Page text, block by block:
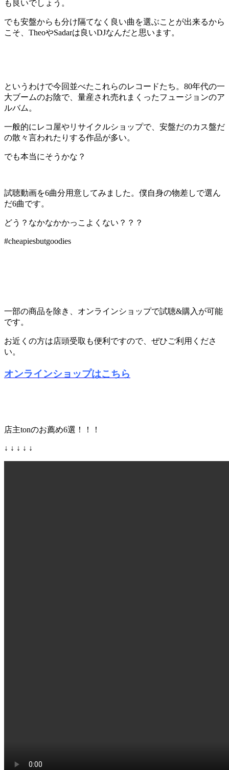
も良いでしょう。
でも安盤からも分け隔てなく良い曲を選ぶことが出来るから
こそ、TheoやSadarは良いDJなんだと思います。
というわけで今回並べたこれらのレコードたち。80年代の一
大ブームのお陰で、量産され売れまくったフュージョンのア
ルバム。
一般的にレコ屋やリサイクルショップで、安盤だのカス盤だ
の散々言われたりする作品が多い。
でも本当にそうかな？
試聴動画を6曲分用意してみました。僕自身の物差しで選ん
だ6曲です。
どう？なかなかかっこよくない？？？
#cheapiesbutgoodies
一部の商品を除き、オンラインショップで試聴&購入が可能
です。
お近くの方は店頭受取も便利ですので、ぜひご利用くださ
い。
オンラインショップはこちら
店主tonのお薦め6選！！！
↓ ↓ ↓ ↓ ↓